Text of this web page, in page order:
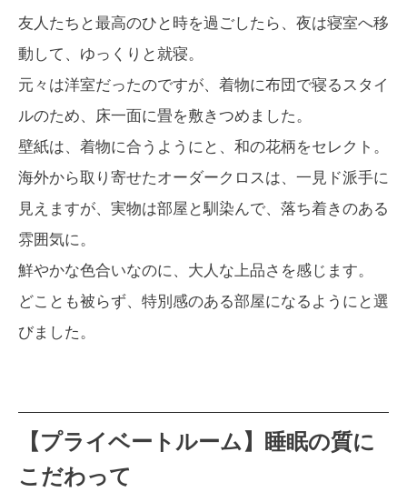
友人たちと最高のひと時を過ごしたら、夜は寝室へ移
動して、ゆっくりと就寝。
元々は洋室だったのですが、着物に布団で寝るスタイ
ルのため、床一面に畳を敷きつめました。
壁紙は、着物に合うようにと、和の花柄をセレクト。
海外から取り寄せたオーダークロスは、一見ド派手に
見えますが、実物は部屋と馴染んで、落ち着きのある
雰囲気に。
鮮やかな色合いなのに、大人な上品さを感じます。
どことも被らず、特別感のある部屋になるようにと選
びました。
【プライベートルーム】睡眠の質に
こだわって